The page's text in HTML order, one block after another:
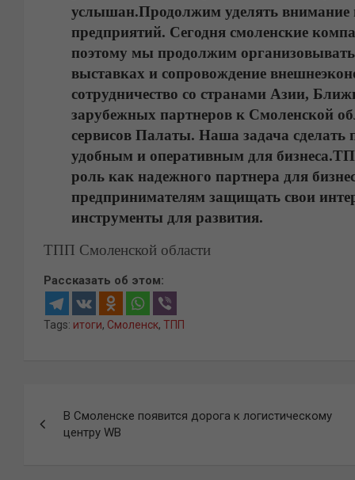
услышан.Продолжим уделять внимание
предприятий. Сегодня смоленские
поэтому мы продолжим
выставках и сопровождение
сотрудничество со странами Азии,
зарубежных партнеров к Смоленской
сервисов Палаты. Наша задача сделать
удобным и оперативным для бизнеса.
роль как надежного партнера для
предпринимателям защищать свои
инструменты для развития.
ТПП Смоленской области
Рассказать об этом:
Tags: итоги, Смоленск, ТПП
по
В Смоленске появится дорога к логистическому
центру WB